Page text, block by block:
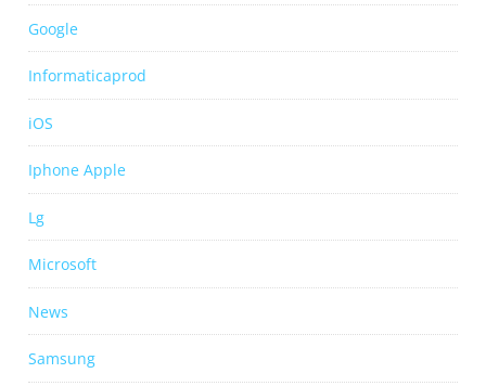
Google
Informaticaprod
iOS
Iphone Apple
Lg
Microsoft
News
Samsung